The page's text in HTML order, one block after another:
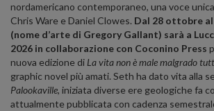
nordamericano contemporaneo, una voce
Chris Ware e Daniel Clowes. Dal 28 ottobre al
(nome d’arte di Gregory Gallant) sarà a
2026 in collaborazione con Coconino Press
nuova edizione di La vita non è male malgrado
graphic novel più amati. Seth ha dato vita alla
Palookaville, iniziata diverse ere geologiche fa
attualmente pubblicata con cadenza